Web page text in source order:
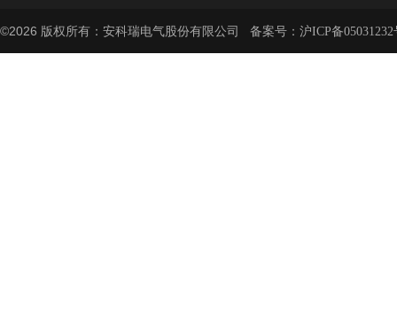
©2026 版权所有：安科瑞电气股份有限公司 备案号： 沪ICP备05031232